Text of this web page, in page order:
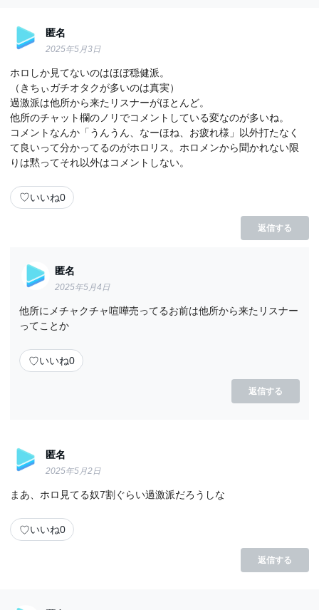
匿名
2025年5月3日
ホロしか見てないのはほぼ穏健派。
（きちぃガチオタクが多いのは真実）
過激派は他所から来たリスナーがほとんど。
他所のチャット欄のノリでコメントしている変なのが多いね。
コメントなんか「うんうん、なーほね、お疲れ様」以外打たなく
て良いって分かってるのがホロリス。ホロメンから聞かれない限
りは黙ってそれ以外はコメントしない。
♡いいね0
返信する
匿名
2025年5月4日
他所にメチャクチャ喧嘩売ってるお前は他所から来たリスナー
ってことか
♡いいね0
返信する
匿名
2025年5月2日
まあ、ホロ見てる奴7割ぐらい過激派だろうしな
♡いいね0
返信する